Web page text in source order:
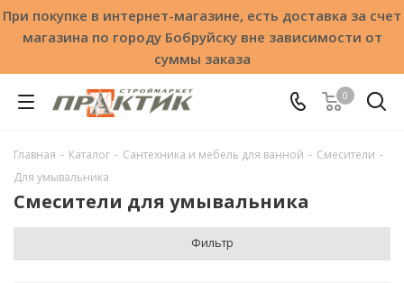
При покупке в интернет-магазине, есть доставка за счет
магазина по городу Бобруйску вне зависимости от
суммы заказа
0
Главная - Каталог - Сантехника и мебель для ванной - Смесители -
Для умывальника
Смесители для умывальника
Фильтр